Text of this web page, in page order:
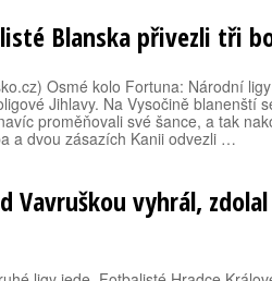
Blanska přivezli tři
Osmé kolo Fortuna: Národní
Jihlavy. Na Vysočině blanenští
proměňovali své šance, a tak
a dvou zásazích Kanii odvezli …
Vavruškou vyhrál,